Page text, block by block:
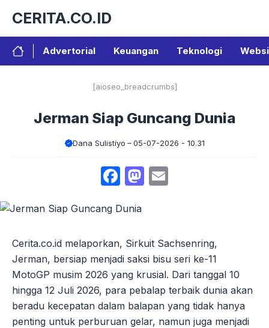
isi
CERITA.CO.ID
Advertorial Keuangan Teknologi
[aioseo_breadcrumbs]
Jerman Siap Guncang Dunia
Dana Sulistiyo 05-07-2026 - 10.31
Facebook
Mastodon
Cerita.co.id melaporkan, Sirkuit Sachsenring,
Jerman, bersiap menjadi saksi bisu seri ke-11
MotoGP musim 2026 yang krusial. Dari tanggal 10
hingga 12 Juli 2026, para pebalap terbaik dunia akan
beradu kecepatan dalam balapan yang tidak hanya
penting untuk perburuan gelar, namun juga menjadi